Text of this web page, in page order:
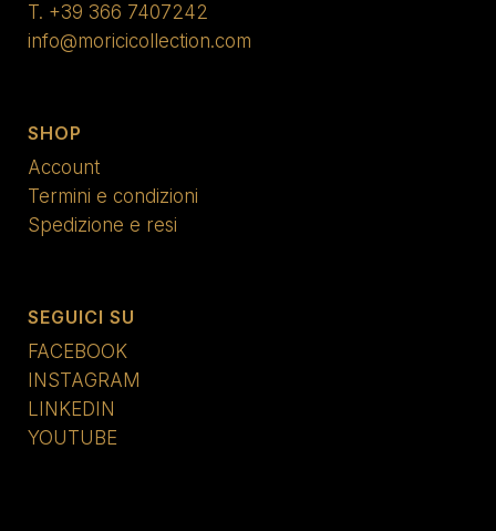
T. +39 366 7407242
info@moricicollection.com
SHOP
Account
Termini e condizioni
Spedizione e resi
SEGUICI SU
FACEBOOK
INSTAGRAM
LINKEDIN
YOUTUBE